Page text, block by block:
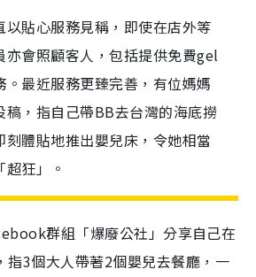
以貼心服務見稱，即使在店外等
亦會照顧客人，包括提供免費gel
。最近服務更臻完善，有位媽媽
稿，指自己帶BB去台灣的海底撈
刻體貼地推出嬰兒床，令她相當
狂」。
群組「爆廢公社」分享自己在
指3個大人帶著2個嬰兒去餐廳，一